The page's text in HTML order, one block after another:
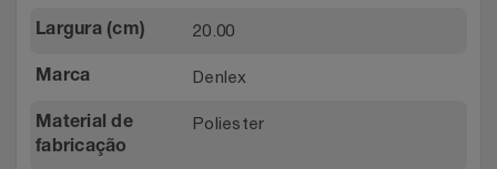
Largura (cm) 20.00
Marca Denlex
Material de
fabricação
Poliester